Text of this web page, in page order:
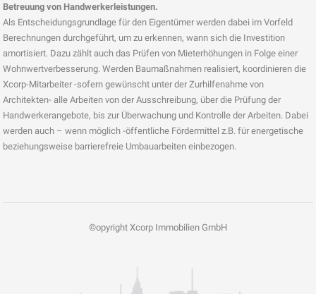
Betreuung von Handwerkerleistungen.
Als Entscheidungsgrundlage für den Eigentümer werden dabei im Vorfeld
Berechnungen durchgeführt, um zu erkennen, wann sich die Investition
amortisiert. Dazu zählt auch das Prüfen von Mieterhöhungen in Folge einer
Wohnwertverbesserung. Werden Baumaßnahmen realisiert, koordinieren die
Xcorp-Mitarbeiter -sofern gewünscht unter der Zurhilfenahme von
Architekten- alle Arbeiten von der Ausschreibung, über die Prüfung der
Handwerkerangebote, bis zur Überwachung und Kontrolle der Arbeiten. Dabei
werden auch – wenn möglich -öffentliche Fördermittel z.B. für energetische
beziehungsweise barrierefreie Umbauarbeiten einbezogen.
©opyright Xcorp Immobilien GmbH